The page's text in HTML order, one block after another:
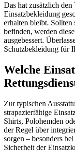
Das hat zusätzlich
Einsatzbekleidung
erhalten bleibt. Sollten
befinden, werden
ausgebessert.
Schutzbekleidung für
Welche
Zur typischen
strapazierfähige
Shirts, Polohemden
der Regel über
sorgen – besonders
Sicherheit der